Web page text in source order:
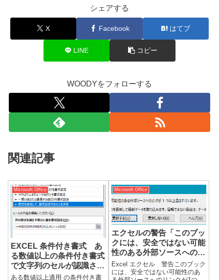
シェアする
X Facebook はてブ
LINE コピー
WOODYをフォローする
関連記事
Microsoft Office
EXCEL 条件付き書式 あ
る数値以上の条件付き書式
で文字列のセルが認識され
てしまう。
ある数値以上適用 の条件付き書
Microsoft Office
エクセルの警告「このブッ
クには、安全ではない可能
性のある外部ソースへのリ
ンクが1つ以上含まれてい
ます。」
Excel エクセル 警告このブック
には、安全ではない可能性のあ